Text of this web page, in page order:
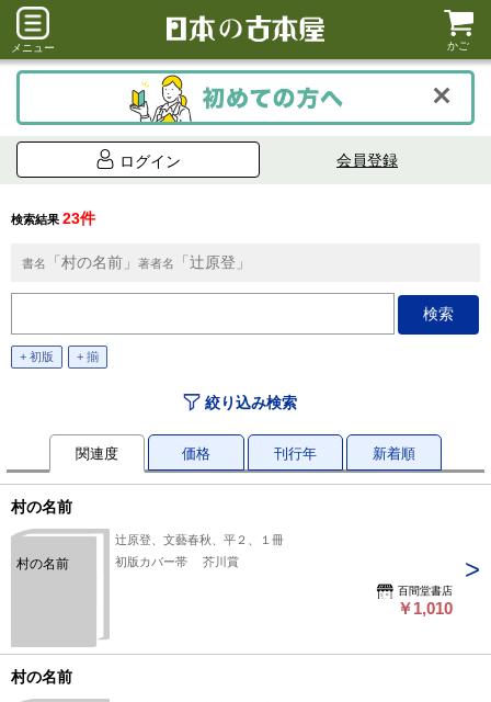
メニュー かご
ログイン 会員登録
検索結果 23件
書名 「村の名前」 著者名 「辻原登」
+ 初版 + 揃
絞り込み検索
関連度 価格 刊行年 新着順
村の名前
村の名前
辻原登、文藝春秋、平２、１冊
初版カバー帯 芥川賞
百間堂書店
￥1,010
村の名前